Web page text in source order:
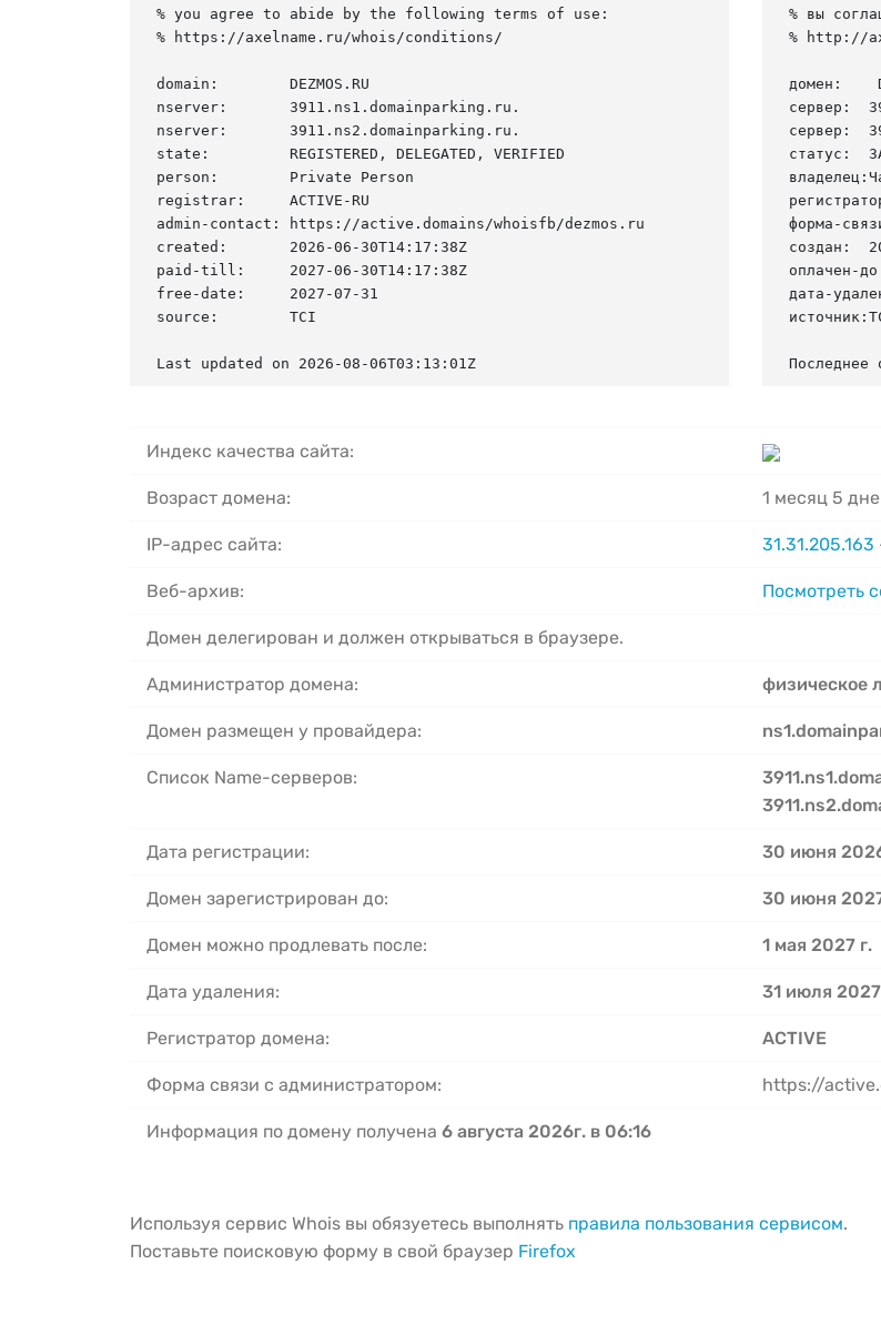
% you agree to abide by the following terms of use:
% https://axelname.ru/whois/conditions/
domain:        DEZMOS.RU
nserver:       3911.ns1.domainparking.ru.
nserver:       3911.ns2.domainparking.ru.
state:         REGISTERED, DELEGATED, VERIFIED
person:        Private Person
registrar:     ACTIVE-RU
admin-contact: https://active.domains/whoisfb/dezmos.ru
created:       2026-06-30T14:17:38Z
paid-till:     2027-06-30T14:17:38Z
free-date:     2027-07-31
source:        TCI
Last updated on 2026-08-06T03:13:01Z
% вы
% http://
домен:
сервер:
сервер:
статус:
форма-
создан:
оплачен-
дата-
Последнее
Индекс качества сайта:
Возраст домена: 1 месяц 5
IP-адрес сайта: 31.31.205.163
Веб-архив: Посмотреть
Домен делегирован и должен открываться в браузере.
Администратор домена: физическое
Домен размещен у провайдера:
Список Name-серверов:
Дата регистрации: 30 июня
Домен зарегистрирован до: 30 июня
Домен можно продлевать после: 1 мая 2027 г.
Дата удаления: 31 июля 2027
Регистратор домена: ACTIVE
Форма связи с администратором: https://
Информация по домену получена 6 августа 2026г. в 06:16
Используя сервис Whois вы обязуетесь выполнять правила пользования сервисом.
Поставьте поисковую форму в свой браузер Firefox